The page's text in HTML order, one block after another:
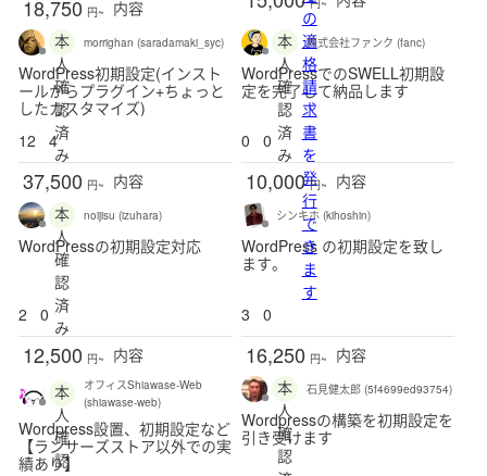
18,750 円~ 内容
の
適
格
請
求
書
を
発
行
で
き
ま
す
円~
本
人
確
認
済
み
morrighan (saradamaki_syc)
WordPress初期設定(インスト
ールからプラグイン+ちょっと
したカスタマイズ)
12
4
37,500 円~ 内容
本
人
確
認
済
み
株式会社ファンク (fanc)
WordPressでのSWELL初期設
定を完了して納品します
0 0
10,000 円~
内容
本
人
確
認
済
み
noijisu (izuhara)
WordPressの初期設定対応
2 0
12,500 円~ 内容
シンキホ (kihoshin)
WordPress の初期設定を致し
ます。
3 0
16,250 円~
内容
本
人
確
認
オフィスShiawase-Web
(shiawase-web)
Wordpress設置、初期設定など
【ランサーズストア以外での実
績あり】
本
人
確
認
石見健太郎 (5f4699ed93754)
Wordpressの構築を初期設定を
引き受けます